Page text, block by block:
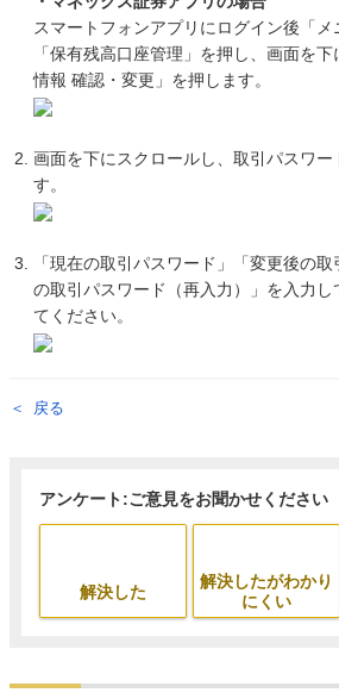
スマートフォンアプリにログイン後「メ
「保有残高口座管理」を押し、画面を
情報 確認・変更」を押します。
画面を下にスクロールし、取引パスワー
す。
「現在の取引パスワード」「変更後の
の取引パスワード（再入力）」を入力し
てください。
戻る
アンケート:ご意見をお聞かせください
解決した
解決したがわかり
にくい